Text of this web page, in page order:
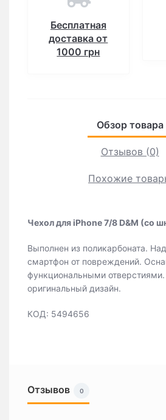
Бесплатная
доставка от
1000 грн
Обзор товара
Отзывов (0)
Похожие
Чехол для iPhone 7/8 D&M (со
Выполнен из поликарбоната.
смартфон от повреждений.
функциональными
оригинальный дизайн.
КОД: 5494656
Отзывов 0